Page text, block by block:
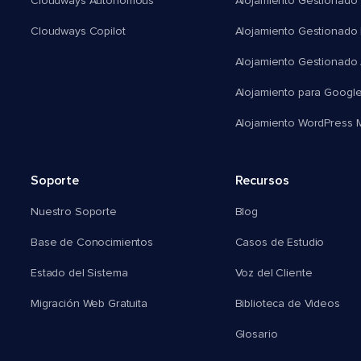
Cloudways Copilot Alojamiento Gestionado
Alojamiento Gestionado
Alojamiento para
Alojamiento WordPress
Soporte
Nuestro Soporte
Base de Conocimientos
Estado del Sistema
Migración Web Gratuita
Recursos
Blog
Casos de Estudio
Voz del Cliente
Biblioteca de Videos
Glosario